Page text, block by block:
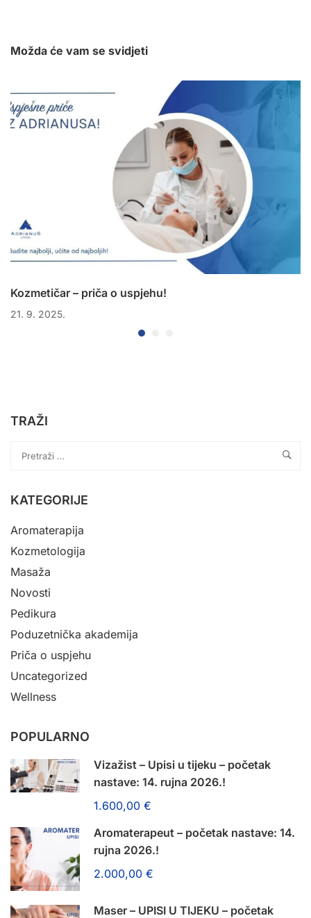
Možda će vam se svidjeti
Kozmetičar – priča o uspjehu!
21. 9. 2025.
TRAŽI
KATEGORIJE
Aromaterapija
Kozmetologija
Masaža
Novosti
Pedikura
Poduzetnička akademija
Priča o uspjehu
Uncategorized
Wellness
POPULARNO
Vizažist – Upisi u tijeku – početak
nastave: 14. rujna 2026.!
1.600,00 €
Aromaterapeut – početak nastave: 14.
rujna 2026.!
2.000,00 €
Maser – UPISI U TIJEKU – početak